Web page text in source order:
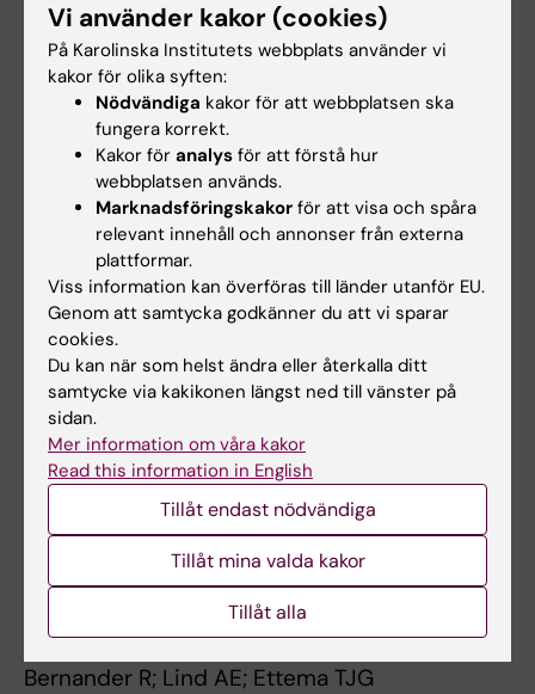
Niedzwiedzka K; Martijn J; Lind AE; van Eijk R;
Schleper C; Guy L; Ettema TJG
Alla författare
JOURNAL ARTICLE:
2014;14:121
More than fishing in the dark: PCR of a
dispersed sequence produces simple but
ultrasensitive Wolbachia detection.
Schneider DI; Klasson L; Lind AE; Miller WJ
JOURNAL ARTICLE:ARCHAEA-AN
INTERNATIONAL MICROBIOLOGICAL JOURNAL.
2013;2013:1-12
Close encounters of the third domain: the
emerging genomic view of archaeal diversity
and evolution.
Spang A; Martijn J; Saw JH; Lind AE; Guy L;
JOURNAL ARTICLE:COMMUNICATIVE AND
INTEGRATIVE BIOLOGY.2011;4(6):664-667
An archaeal origin for the actin cytoskeleton:
Implications for eukaryogenesis.
Bernander R; Lind AE; Ettema TJG
Vi använder kakor (cookies)
På Karolinska Institutets webbplats använder vi
kakor för olika syften:
Nödvändiga kakor för att webbplatsen ska
fungera korrekt.
Kakor för analys för att förstå hur
webbplatsen används.
Marknadsföringskakor för att visa och spåra
relevant innehåll och annonser från externa
plattformar.
Viss information kan överföras till länder utanför EU.
Genom att samtycka godkänner du att vi sparar
cookies.
Du kan när som helst ändra eller återkalla ditt
samtycke via kakikonen längst ned till vänster på
sidan.
Mer information om våra kakor
Read this information in English
Tillåt endast nödvändiga
Tillåt mina valda kakor
Tillåt alla